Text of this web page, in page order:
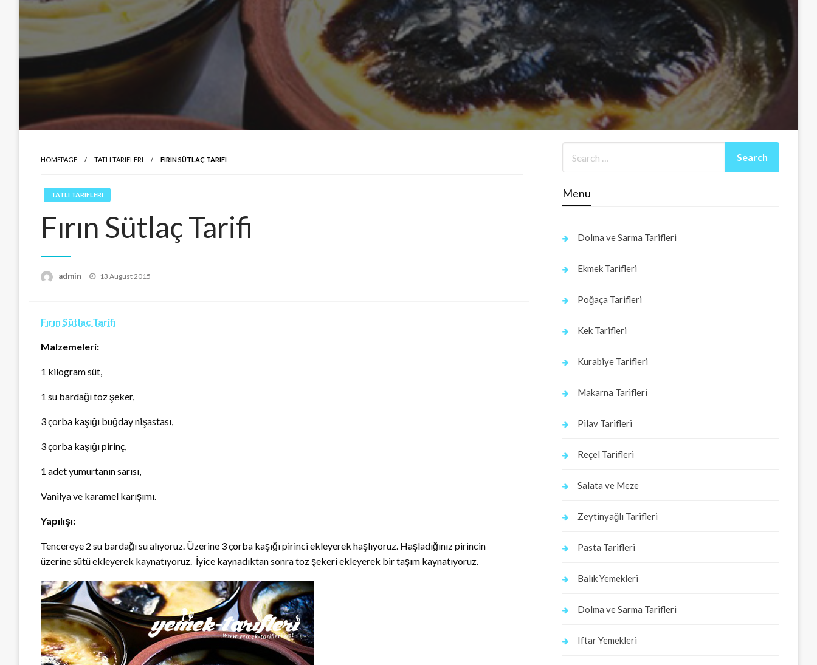
HOMEPAGE TATLI TARIFLERI FIRIN SÜTLAÇ TARIFI
TATLI TARIFLERI
Fırın Sütlaç Tarifi
admin
Posted
13 August 2015
Fırın Sütlaç Tarifi
Malzemeleri:
1 kilogram süt,
1 su bardağı toz şeker,
3 çorba kaşığı buğday nişastası,
3 çorba kaşığı pirinç,
1 adet yumurtanın sarısı,
Vanilya ve karamel karışımı.
Yapılışı:
Tencereye 2 su bardağı su alıyoruz. Üzerine 3 çorba kaşığı pirinci ekleyerek haşlıyoruz. Haşladığınız pirincin
üzerine sütü ekleyerek kaynatıyoruz. İyice kaynadıktan sonra toz şekeri ekleyerek bir taşım kaynatıyoruz.
Menu
Dolma ve Sarma Tarifleri
Ekmek Tarifleri
Poğaça Tarifleri
Kek Tarifleri
Kurabiye Tarifleri
Makarna Tarifleri
Pilav Tarifleri
Reçel Tarifleri
Salata ve Meze
Zeytinyağlı Tarifleri
Pasta Tarifleri
Balık Yemekleri
Dolma ve Sarma Tarifleri
Iftar Yemekleri